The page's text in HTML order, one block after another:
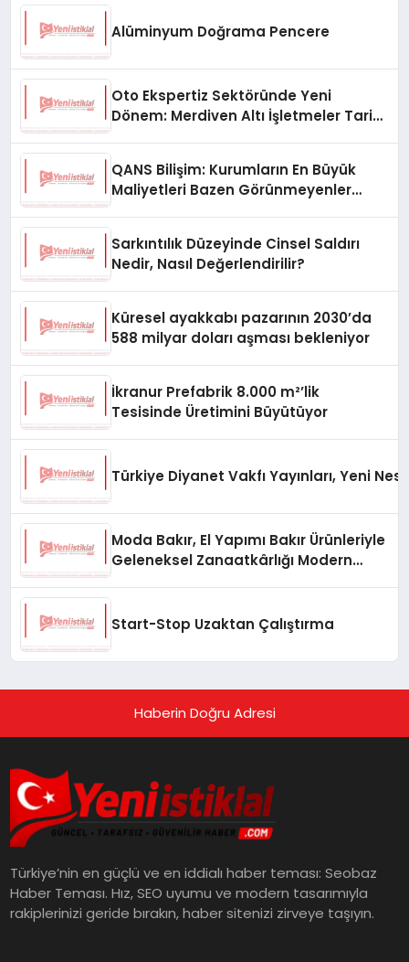
Alüminyum Doğrama Pencere
Oto Ekspertiz Sektöründe Yeni
Dönem: Merdiven Altı İşletmeler Tarih
QANS Bilişim: Kurumların En Büyük
Maliyetleri Bazen Görünmeyenler
Sarkıntılık Düzeyinde Cinsel Saldırı
Nedir, Nasıl Değerlendirilir?
Küresel ayakkabı pazarının 2030’da
588 milyar doları aşması bekleniyor
İkranur Prefabrik 8.000 m²’lik
Tesisinde Üretimini Büyütüyor
Türkiye Diyanet Vakfı Yayınları, Yeni
Moda Bakır, El Yapımı Bakır Ürünleriyle
Geleneksel Zanaatkârlığı Modern
Start-Stop Uzaktan Çalıştırma
Haberin Doğru Adresi
Türkiye’nin en güçlü ve en iddialı haber teması: Seobaz
Haber Teması. Hız, SEO uyumu ve modern tasarımıyla
rakiplerinizi geride bırakın, haber sitenizi zirveye taşıyın.